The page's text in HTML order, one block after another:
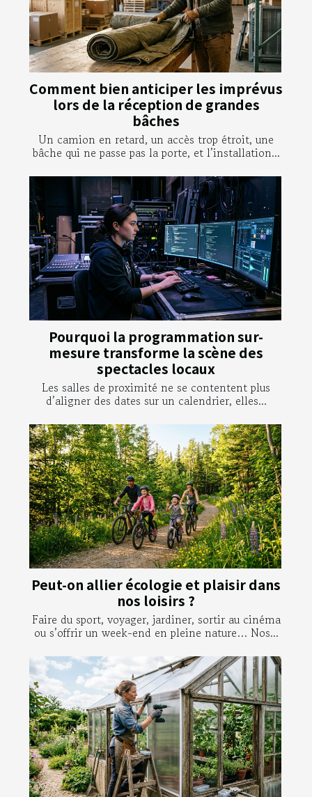
Comment bien anticiper les imprévus
lors de la réception de grandes
bâches
Un camion en retard, un accès trop étroit, une
bâche qui ne passe pas la porte, et l’installation...
Pourquoi la programmation sur-
mesure transforme la scène des
spectacles locaux
Les salles de proximité ne se contentent plus
d’aligner des dates sur un calendrier, elles...
Peut-on allier écologie et plaisir dans
nos loisirs ?
Faire du sport, voyager, jardiner, sortir au cinéma
ou s’offrir un week-end en pleine nature… Nos...